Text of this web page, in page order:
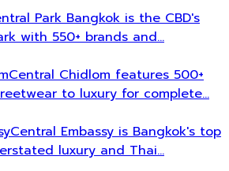
Park Bangkok is the CBD's
with 550+ brands and…
Central Chidlom features 500+
to luxury for complete…
Central Embassy is Bangkok's top
luxury and Thai…